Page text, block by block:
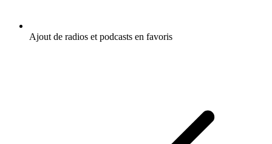
Ajout de radios et podcasts en favoris